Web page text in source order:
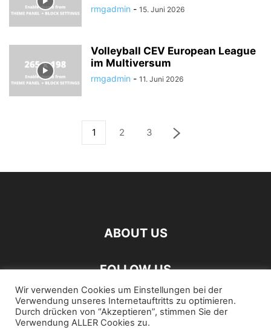
rmgadmin - 15. Juni 2026
Volleyball CEV European League
im Multiversum
rmgadmin - 11. Juni 2026
1 2 3
ABOUT US
FOLLOW US
Wir verwenden Cookies um Einstellungen bei der
Verwendung unseres Internetauftritts zu optimieren.
Durch drücken von “Akzeptieren”, stimmen Sie der
Verwendung ALLER Cookies zu.